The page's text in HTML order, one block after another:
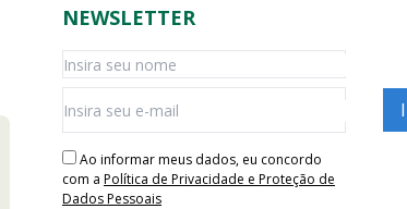
NEWSLETTER
Ao informar meus dados, eu concordo
com a Política de Privacidade e Proteção de
Dados Pessoais